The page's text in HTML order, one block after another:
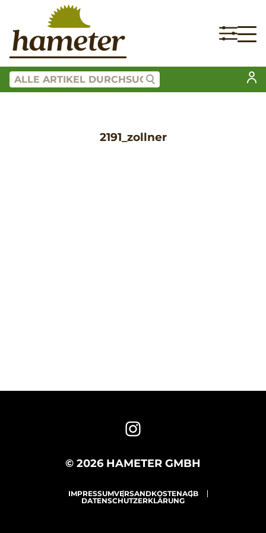
2191_zollner
© 2026 HAMETER GMBH
IMPRESSUMVERSANDKOSTENAGB
DATENSCHUTZERKLÄRUNG